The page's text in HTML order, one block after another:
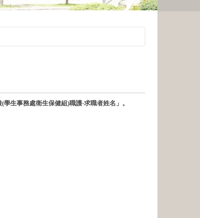
生事務處衛生保健組)職護-求職者姓名」。